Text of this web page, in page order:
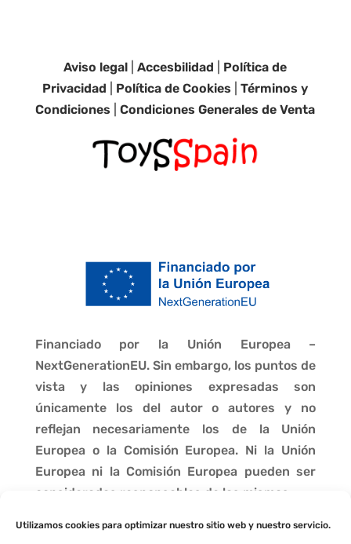
Utilizamos cookies para optimizar nuestro sitio web y nuestro servicio.
Aviso legal |Accesbilidad
Política de
Privacidad
Política de Cookies |Términos y
Condiciones |Condiciones Generales de Venta
Financiado por la Unión Europea –
NextGenerationEU. Sin embargo, los puntos de
vista y las opiniones expresadas son
únicamente los del autor o autores y no
reflejan necesariamente los de la Unión
Europea o la Comisión Europea. Ni la Unión
Europea ni la Comisión Europea pueden ser
consideradas responsables de las mismas.